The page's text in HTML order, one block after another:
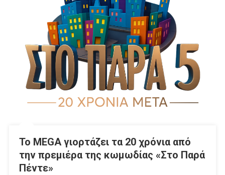
Όλη
Τη
Μαγεία
Την
Ένταση
Το
Champions
League
Το MEGA γιορτάζει τα 20 χρόνια από
την πρεμιέρα της κωμωδίας «Στο Παρά
Πέντε»